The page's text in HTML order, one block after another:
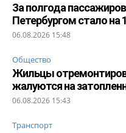
За полгода
Петербургом стало на
06.08.2026 15:48
Общество
Жильцы
жалуются на
06.08.2026 15:43
Транспорт